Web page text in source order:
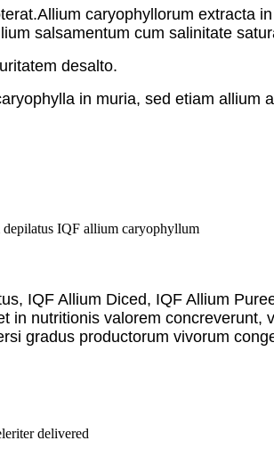
caryophyllorum extracta
salsamentum cum salinitate
desalto.
in muria, sed etiam
IQF Allium Diced, IQF Allium
in nutritionis valorem
gradus productorum vivorum